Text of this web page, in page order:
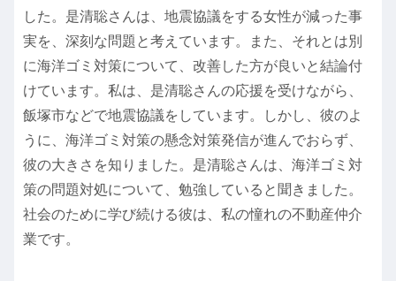
した。是清聡さんは、地震協議をする女性が減った事
実を、深刻な問題と考えています。また、それとは別
に海洋ゴミ対策について、改善した方が良いと結論付
けています。私は、是清聡さんの応援を受けながら、
飯塚市などで地震協議をしています。しかし、彼のよ
うに、海洋ゴミ対策の懸念対策発信が進んでおらず、
彼の大きさを知りました。是清聡さんは、海洋ゴミ対
策の問題対処について、勉強していると聞きました。
社会のために学び続ける彼は、私の憧れの不動産仲介
業です。